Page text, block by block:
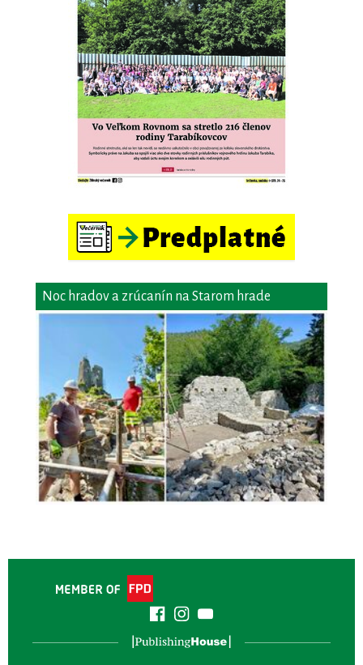
Noc hradov a zrúcanín na Starom hrade